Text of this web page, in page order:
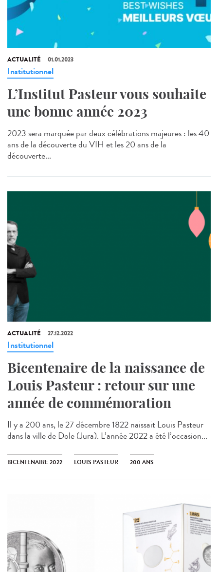
ACTUALITÉ 01.01.2023
Institutionnel
L’Institut Pasteur vous souhaite
une bonne année 2023
2023 sera marquée par deux célébrations majeures : les 40
ans de la découverte du VIH et les 20 ans de la
découverte...
ACTUALITÉ 27.12.2022
Institutionnel
Bicentenaire de la naissance de
Louis Pasteur : retour sur une
année de commémoration
Il y a 200 ans, le 27 décembre 1822 naissait Louis Pasteur
dans la ville de Dole (Jura). L’année 2022 a été l’occasion...
BICENTENAIRE 2022 LOUIS PASTEUR 200 ANS